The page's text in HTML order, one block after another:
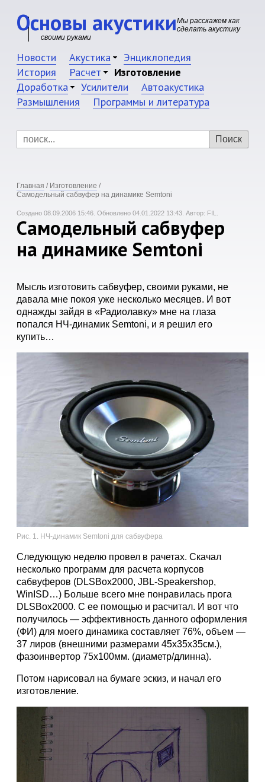
Основы акустикиМы расскажем как
сделать акустику
своими руками
Новости Акустика
Энциклопедия
История
Расчет
Изготовление
Доработка
Усилители
Автоакустика
Размышления
Программы и литература
Главная / Изготовление /
Самодельный сабвуфер на динамике Semtoni
Создано 08.09.2006 15:46. Обновлено 04.01.2022 13:43. Автор: FIL.
Самодельный сабвуфер
на динамике Semtoni
Мысль изготовить сабвуфер, своими руками, не
давала мне покоя уже несколько месяцев. И вот
однажды зайдя в «Радиолавку» мне на глаза
попался НЧ-динамик Semtoni, и я решил его
купить…
Рис. 1. НЧ-динамик Semtoni для сабвуфера
Следующую неделю провел в рачетах. Скачал
несколько программ для расчета корпусов
сабвуферов (DLSBox2000, JBL-Speakershop,
WinISD…) Больше всего мне понравилась прога
DLSBox2000. С ее помощью и расчитал. И вот что
получилось — эффективность данного оформления
(ФИ) для моего динамика составляет 76%, объем —
37 лиров (внешними размерами 45х35х35см.),
фазоинвертор 75х100мм. (диаметр/длинна).
Потом нарисовал на бумаге эскиз, и начал его
изготовление.